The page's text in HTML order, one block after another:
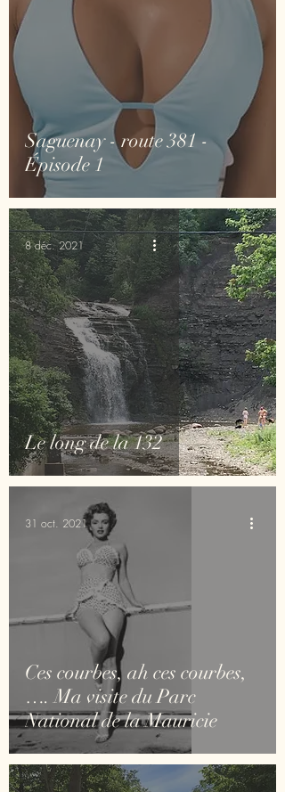
Saguenay - route 381 -
Épisode 1
Le long de la 132
8 déc. 2021
Ces courbes, ah ces courbes,
…. Ma visite du Parc
National de la Mauricie
31 oct. 2021